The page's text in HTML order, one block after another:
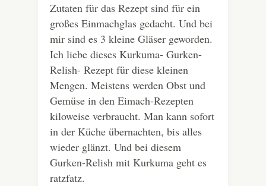
Zutaten für das Rezept sind für ein
großes Einmachglas gedacht. Und bei
mir sind es 3 kleine Gläser geworden.
Ich liebe dieses Kurkuma- Gurken-
Relish- Rezept für diese kleinen
Mengen. Meistens werden Obst und
Gemüse in den Eimach-Rezepten
kiloweise verbraucht. Man kann sofort
in der Küche übernachten, bis alles
wieder glänzt. Und bei diesem
Gurken-Relish mit Kurkuma geht es
ratzfatz.